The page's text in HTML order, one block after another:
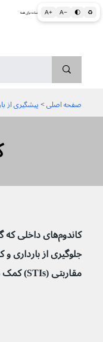
A+ A− 🌓 ♻ اطلاعات پزشکی و بهداشتی به زبان ساده برای همه
صفحه اصلی > پیشگیری از
مقاربتی (STIs) کمک می‌کنند.